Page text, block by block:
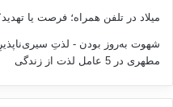
میلاد در تلفن همراه؛ فرصت يا
شهوت به‌روز بودن - لذتِ
مطهری در 5 عامل لذت از زندگی